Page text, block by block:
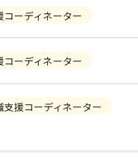
ーディネーター
ーディネーター
援コーディネーター